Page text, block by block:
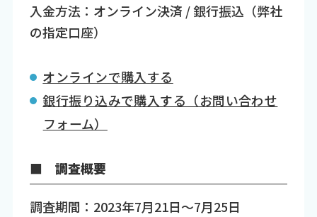
入金方法：オンライン決済 / 銀行振込（弊社
の指定口座）
オンラインで購入する
銀行振り込みで購入する（お問い合わせ
フォーム）
■ 調査概要
調査期間：2023年7月21日～7月25日